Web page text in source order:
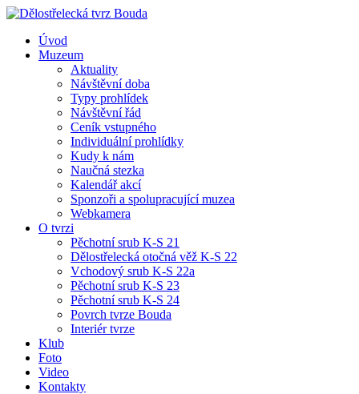
Úvod
Muzeum
Aktuality
Návštěvní doba
Typy prohlídek
Návštěvní řád
Ceník vstupného
Individuální prohlídky
Kudy k nám
Naučná stezka
Kalendář akcí
Sponzoři a spolupracující muzea
Webkamera
O tvrzi
Pěchotní srub K-S 21
Dělostřelecká otočná věž K-S 22
Vchodový srub K-S 22a
Pěchotní srub K-S 23
Pěchotní srub K-S 24
Povrch tvrze Bouda
Interiér tvrze
Klub
Foto
Video
Kontakty